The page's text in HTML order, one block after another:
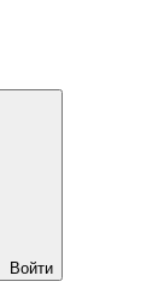
Войти